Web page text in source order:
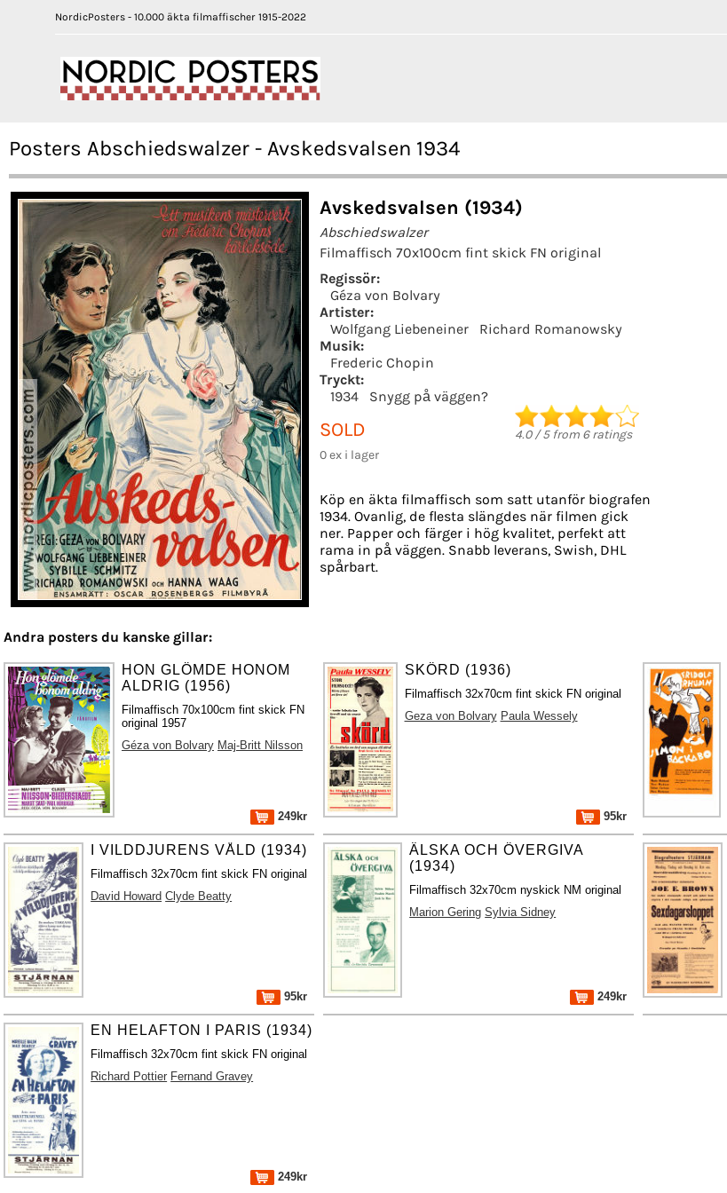
NordicPosters - 10.000 äkta filmaffischer 1915-2022
Posters Abschiedswalzer - Avskedsvalsen 1934
Avskedsvalsen (1934)
Abschiedswalzer
Filmaffisch 70x100cm fint skick FN original
Regissör:
Géza von Bolvary
Artister:
Wolfgang Liebeneiner
Richard Romanowsky
Musik:
Frederic Chopin
Tryckt:
1934
Snygg på väggen?
SOLD
0 ex i lager
4.0/5from 6ratings
Köp en äkta filmaffisch som satt utanför biografen
1934. Ovanlig, de flesta slängdes när filmen gick
ner. Papper och färger i hög kvalitet, perfekt att
rama in på väggen. Snabb leverans, Swish, DHL
spårbart.
Andra posters du kanske gillar:
HON GLÖMDE HONOM
ALDRIG (1956)
Filmaffisch 70x100cm fint skick FN
original 1957
Géza von Bolvary Maj-Britt Nilsson
249kr
SKÖRD (1936)
Filmaffisch 32x70cm fint skick FN original
Geza von Bolvary Paula Wessely
95kr
I VILDDJURENS VÅLD (1934)
Filmaffisch 32x70cm fint skick FN original
David Howard Clyde Beatty
95kr
ÄLSKA OCH ÖVERGIVA
(1934)
Filmaffisch 32x70cm nyskick NM original
Marion Gering Sylvia Sidney
249kr
EN HELAFTON I PARIS (1934)
Filmaffisch 32x70cm fint skick FN original
Richard Pottier Fernand Gravey
249kr